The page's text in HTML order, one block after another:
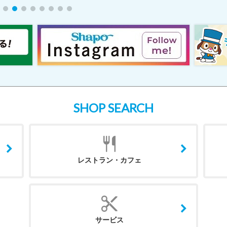
SHOP SEARCH
レストラン・カフェ
サービス